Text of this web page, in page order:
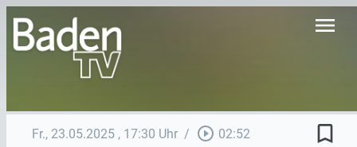
menu
Fr., 23.05.2025 , 17:30 Uhr / play_circle_outline 02:52 bookmark_border